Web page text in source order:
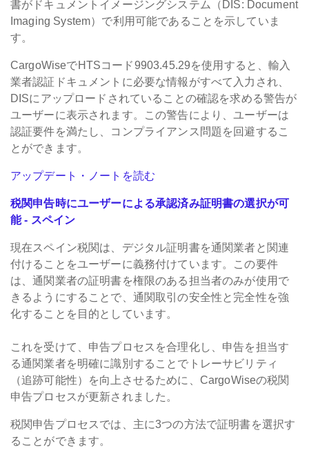
書がドキュメントイメージングシステム（DIS: Document
Imaging System）で利用可能であることを示していま
す。
CargoWiseでHTSコード9903.45.29を使用すると、輸入
業者認証ドキュメントに必要な情報がすべて入力され、
DISにアップロードされていることの確認を求める警告が
ユーザーに表示されます。この警告により、ユーザーは
認証要件を満たし、コンプライアンス問題を回避するこ
とができます。
アップデート・ノートを読む
税関申告時にユーザーによる承認済み証明書の選択が可
能 - スペイン
現在スペイン税関は、デジタル証明書を通関業者と関連
付けることをユーザーに義務付けています。この要件
は、通関業者の証明書を権限のある担当者のみが使用で
きるようにすることで、通関取引の安全性と完全性を強
化することを目的としています。
これを受けて、申告プロセスを合理化し、申告を担当す
る通関業者を明確に識別することでトレーサビリティ
（追跡可能性）を向上させるために、CargoWiseの税関
申告プロセスが更新されました。
税関申告プロセスでは、主に3つの方法で証明書を選択す
ることができます。